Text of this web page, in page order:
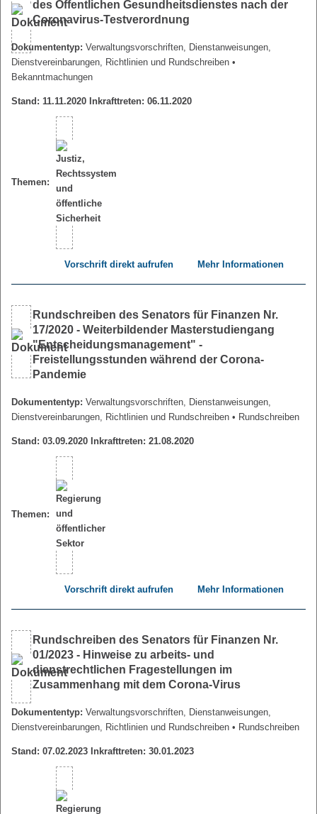
des Öffentlichen Gesundheitsdienstes nach der
Coronavirus-Testverordnung
Dokumententyp: Verwaltungsvorschriften, Dienstanweisungen,
Dienstvereinbarungen, Richtlinien und Rundschreiben •
Bekanntmachungen
Stand: 11.11.2020 Inkrafttreten: 06.11.2020
Themen:
Vorschrift direkt aufrufen Mehr Informationen
Rundschreiben des Senators für Finanzen Nr.
17/2020 - Weiterbildender Masterstudiengang
"Entscheidungsmanagement" -
Freistellungsstunden während der Corona-
Pandemie
Dokumententyp: Verwaltungsvorschriften, Dienstanweisungen,
Dienstvereinbarungen, Richtlinien und Rundschreiben • Rundschreiben
Stand: 03.09.2020 Inkrafttreten: 21.08.2020
Themen:
Vorschrift direkt aufrufen Mehr Informationen
Rundschreiben des Senators für Finanzen Nr.
01/2023 - Hinweise zu arbeits- und
dienstrechtlichen Fragestellungen im
Zusammenhang mit dem Corona-Virus
Dokumententyp: Verwaltungsvorschriften, Dienstanweisungen,
Dienstvereinbarungen, Richtlinien und Rundschreiben • Rundschreiben
Stand: 07.02.2023 Inkrafttreten: 30.01.2023